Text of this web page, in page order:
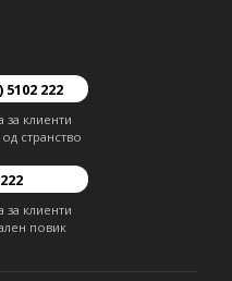
5102 222
за клиенти
странство
за клиенти
повик